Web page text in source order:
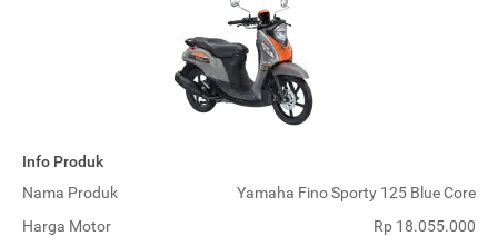
Info Produk
Nama Produk
Yamaha Fino Sporty 125 Blue Core
Harga Motor
Rp 18.055.000